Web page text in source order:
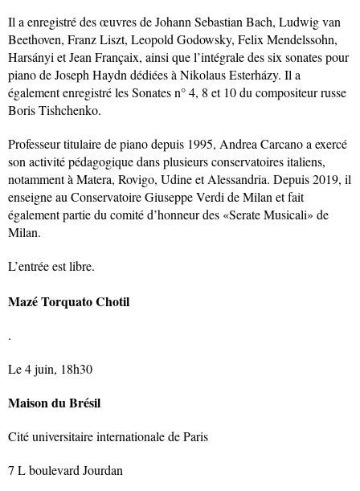
Il a enregistré des œuvres de Johann Sebastian Bach, Ludwig van
Beethoven, Franz Liszt, Leopold Godowsky, Felix Mendelssohn,
Harsányi et Jean Françaix, ainsi que l’intégrale des six sonates pour
piano de Joseph Haydn dédiées à Nikolaus Esterházy. Il a
également enregistré les Sonates n° 4, 8 et 10 du compositeur russe
Boris Tishchenko.
Professeur titulaire de piano depuis 1995, Andrea Carcano a exercé
son activité pédagogique dans plusieurs conservatoires italiens,
notamment à Matera, Rovigo, Udine et Alessandria. Depuis 2019, il
enseigne au Conservatoire Giuseppe Verdi de Milan et fait
également partie du comité d’honneur des «Serate Musicali» de
Milan.
L’entrée est libre.
Mazé Torquato Chotil
.
Le 4 juin, 18h30
Maison du Brésil
Cité universitaire internationale de Paris
7 L boulevard Jourdan